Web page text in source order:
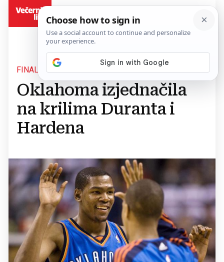
FINALE ZAPADA
Oklahoma izjednačila
na krilima Duranta i
Hardena